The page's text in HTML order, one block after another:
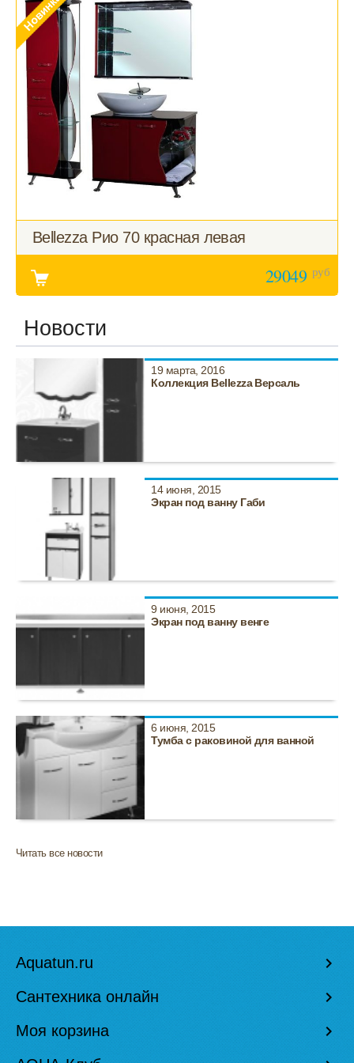
Bellezza Рио 70 красная левая
29049 руб
Новости
19 марта, 2016
Коллекция Bellezza Версаль
14 июня, 2015
Экран под ванну Габи
9 июня, 2015
Экран под ванну венге
6 июня, 2015
Тумба с раковиной для ванной
Читать все новости
Aquatun.ru keyboard_arrow_right
Сантехника онлайн keyboard_arrow_right
Моя корзина keyboard_arrow_right